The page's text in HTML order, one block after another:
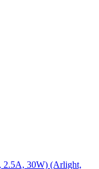
2.5A, 30W) (Arlight,